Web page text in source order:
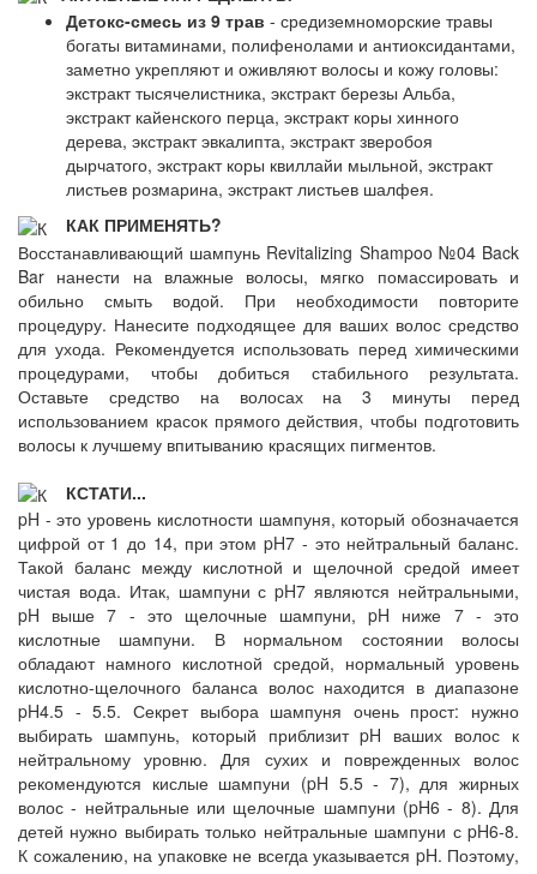
Детокс-смесь из 9 трав - средиземноморские травы
богаты витаминами, полифенолами и антиоксидантами,
заметно укрепляют и оживляют волосы и кожу головы:
экстракт тысячелистника, экстракт березы Альба,
экстракт кайенского перца, экстракт коры хинного
дерева, экстракт эвкалипта, экстракт зверобоя
дырчатого, экстракт коры квиллайи мыльной, экстракт
листьев розмарина, экстракт листьев шалфея.
КАК ПРИМЕНЯТЬ?
Восстанавливающий шампунь Revitalizing Shampoo №04 Back
Bar нанести на влажные волосы, мягко помассировать и
обильно смыть водой. При необходимости повторите
процедуру. Нанесите подходящее для ваших волос средство
для ухода. Рекомендуется использовать перед химическими
процедурами, чтобы добиться стабильного результата.
Оставьте средство на волосах на 3 минуты перед
использованием красок прямого действия, чтобы подготовить
волосы к лучшему впитыванию красящих пигментов.
КСТАТИ...
pH - это уровень кислотности шампуня, который обозначается
цифрой от 1 до 14, при этом pH7 - это нейтральный баланс.
Такой баланс между кислотной и щелочной средой имеет
чистая вода. Итак, шампуни с pH7 являются нейтральными,
pH выше 7 - это щелочные шампуни, pH ниже 7 - это
кислотные шампуни. В нормальном состоянии волосы
обладают намного кислотной средой, нормальный уровень
кислотно-щелочного баланса волос находится в диапазоне
pH4.5 - 5.5. Секрет выбора шампуня очень прост: нужно
выбирать шампунь, который приблизит pH ваших волос к
нейтральному уровню. Для сухих и поврежденных волос
рекомендуются кислые шампуни (pH 5.5 - 7), для жирных
волос - нейтральные или щелочные шампуни (pH6 - 8). Для
детей нужно выбирать только нейтральные шампуни с pH6-8.
К сожалению, на упаковке не всегда указывается pH. Поэтому,